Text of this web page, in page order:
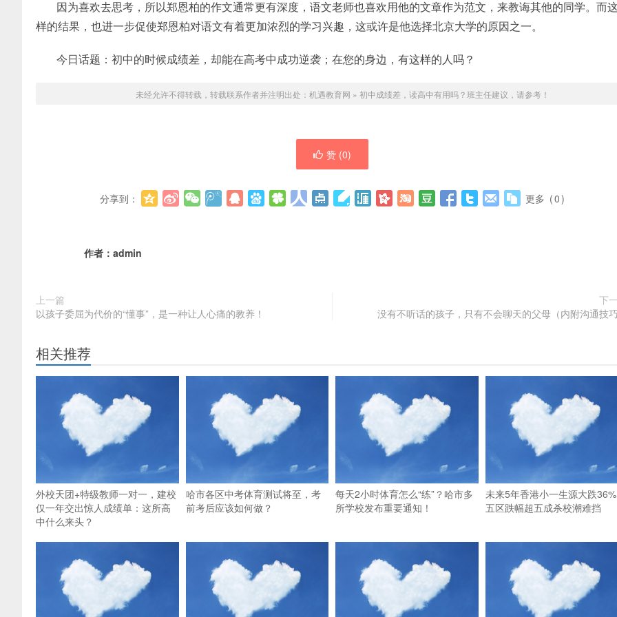
因为喜欢去思考，所以郑恩柏的作文通常更有深度，语文老师也喜欢用他的文章作为范文，来教诲其他的同学。而
样的结果，也进一步促使郑恩柏对语文有着更加浓烈的学习兴趣，这或许是他选择北京大学的原因之一。
今日话题：初中的时候成绩差，却能在高考中成功逆袭；在您的身边，有这样的人吗？
未经允许不得转载，转载联系作者并注明出处： 机遇教育网 » 初中成绩差，读高中有用吗？班主任建议，请参考！
赞 (0)
分享到： 更多 (0)
作者： admin
上一篇
以孩子委屈为代价的“懂事”，是一种让人心痛的教养！
下
没有不听话的孩子，只有不会聊天的父母（内附沟通技
相关推荐
外校天团+特级教师一对一，建校
仅一年交出惊人成绩单：这所高
中什么来头？
哈市各区中考体育测试将至，考
前考后应该如何做？
每天2小时体育怎么“练”？哈市多
所学校发布重要通知！
未来5年香港小一生源大跌
五区跌幅超五成杀校潮难挡